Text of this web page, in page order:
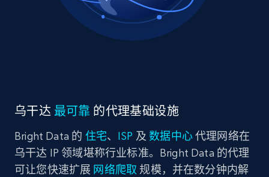
乌干达 最可靠 的代理基础设施
Bright Data 的 住宅、 ISP 及 数据中心代理网络在
乌干达 IP 领域堪称行业标准。Bright Data 的代理
可让您快速扩展 网络爬取 规模，并在数分钟内解